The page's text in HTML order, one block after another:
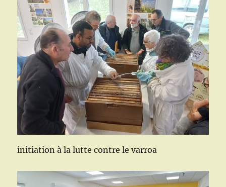
initiation à la lutte contre le varroa